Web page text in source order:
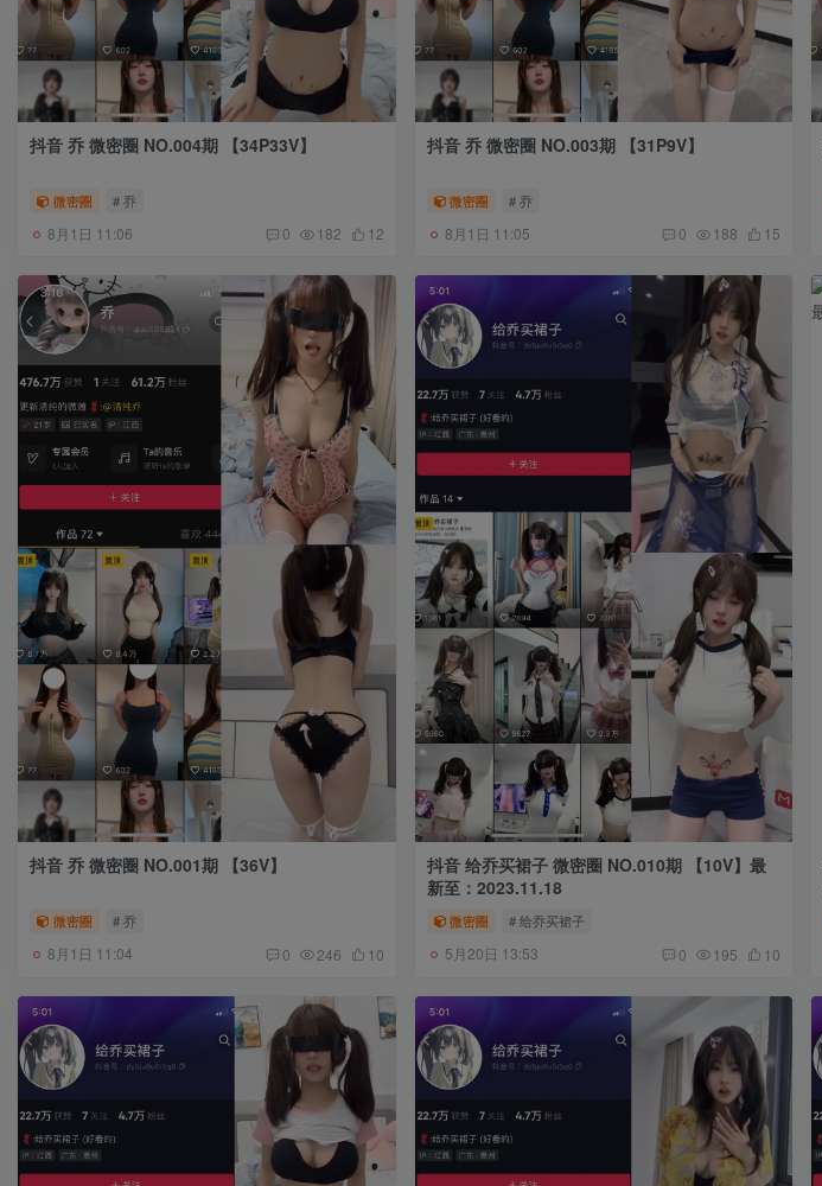
抖音 乔 微密圈 NO.004期 【34P33V】
微密圈 # 乔
8月1日 11:06 0 182 12
抖音 乔 微密圈 NO.003期 【31P9V】
微密圈 # 乔
8月1日 11:05 0 188 15
抖音 乔 微密圈 NO.001期 【36V】
微密圈 # 乔
8月1日 11:04 0 246 10
抖音 给乔买裙子 微密圈 NO.010期 【10V】最
新至：2023.11.18
微密圈 # 给乔买裙子
5月20日 13:53 0 195 10